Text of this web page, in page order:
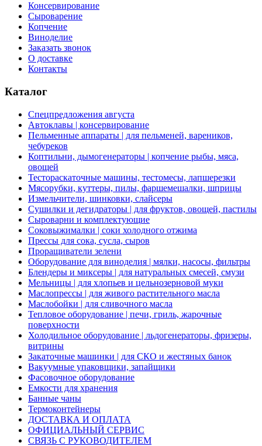
Консервирование
Сыроварение
Копчение
Виноделие
Заказать звонок
О доставке
Контакты
Каталог
Спецпредложения августа
Автоклавы | консервирование
Пельменные аппараты | для пельменей, вареников,
чебуреков
Коптильни, дымогенераторы | копчение рыбы, мяса,
овощей
Тестораскаточные машины, тестомесы, лапшерезки
Мясорубки, куттеры, пилы, фаршемешалки, шприцы
Измельчители, шинковки, слайсеры
Сушилки и дегидраторы | для фруктов, овощей, пастилы
Сыроварни и комплектующие
Соковыжималки | соки холодного отжима
Прессы для сока, сусла, сыров
Проращиватели зелени
Оборудование для виноделия | мялки, насосы, фильтры
Блендеры и миксеры | для натуральных смесей, смузи
Мельницы | для хлопьев и цельнозерновой муки
Маслопрессы | для живого растительного масла
Маслобойки | для сливочного масла
Тепловое оборудование | печи, гриль, жарочные
поверхности
Холодильное оборудование | льдогенераторы, фризеры,
витрины
Закаточные машинки | для СКО и жестяных банок
Вакуумные упаковщики, запайщики
Фасовочное оборудование
Емкости для хранения
Банные чаны
Термоконтейнеры
ДОСТАВКА И ОПЛАТА
ОФИЦИАЛЬНЫЙ СЕРВИС
СВЯЗЬ С РУКОВОДИТЕЛЕМ